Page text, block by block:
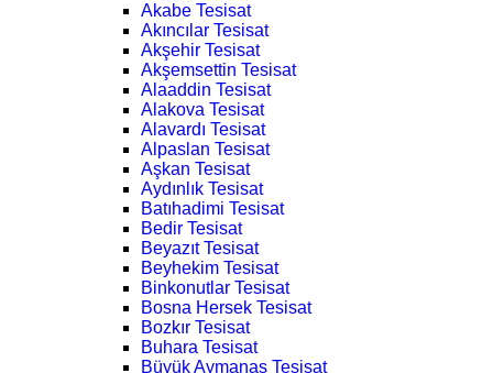
Akabe Tesisat
Akıncılar Tesisat
Akşehir Tesisat
Akşemsettin Tesisat
Alaaddin Tesisat
Alakova Tesisat
Alavardı Tesisat
Alpaslan Tesisat
Aşkan Tesisat
Aydınlık Tesisat
Batıhadimi Tesisat
Bedir Tesisat
Beyazıt Tesisat
Beyhekim Tesisat
Binkonutlar Tesisat
Bosna Hersek Tesisat
Bozkır Tesisat
Buhara Tesisat
Büyük Aymanas Tesisat